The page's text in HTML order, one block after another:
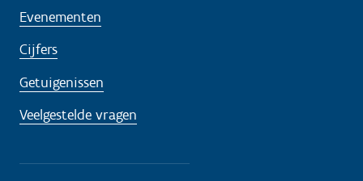
Evenementen
Cijfers
Getuigenissen
Veelgestelde vragen